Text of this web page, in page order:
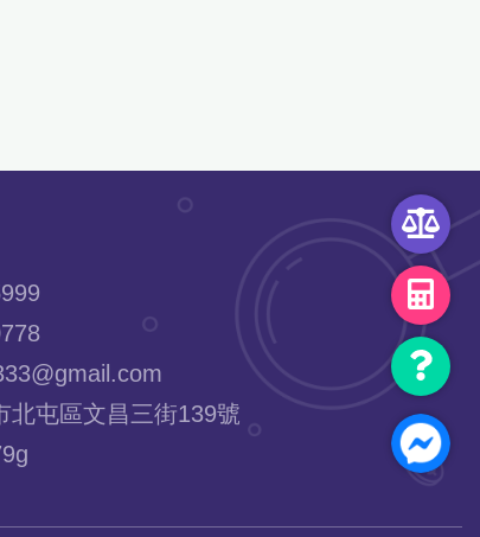
屯區文昌三街139號